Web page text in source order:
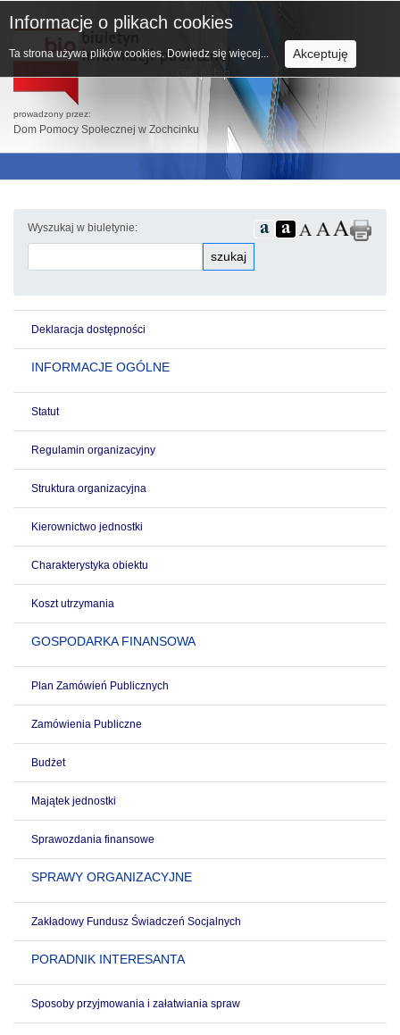
prowadzony przez:
Dom Pomocy Społecznej w Zochcinku
Wyszukaj w biuletynie:
szukaj
Deklaracja dostępności
INFORMACJE OGÓLNE
Statut
Regulamin organizacyjny
Struktura organizacyjna
Kierownictwo jednostki
Charakterystyka obiektu
Koszt utrzymania
GOSPODARKA FINANSOWA
Plan Zamówień Publicznych
Zamówienia Publiczne
Budżet
Majątek jednostki
Sprawozdania finansowe
SPRAWY ORGANIZACYJNE
Zakładowy Fundusz Świadczeń Socjalnych
PORADNIK INTERESANTA
Sposoby przyjmowania i załatwiania spraw
Informacje o plikach cookies
Ta strona używa plików cookies. Dowiedz się więcej... Akceptuję